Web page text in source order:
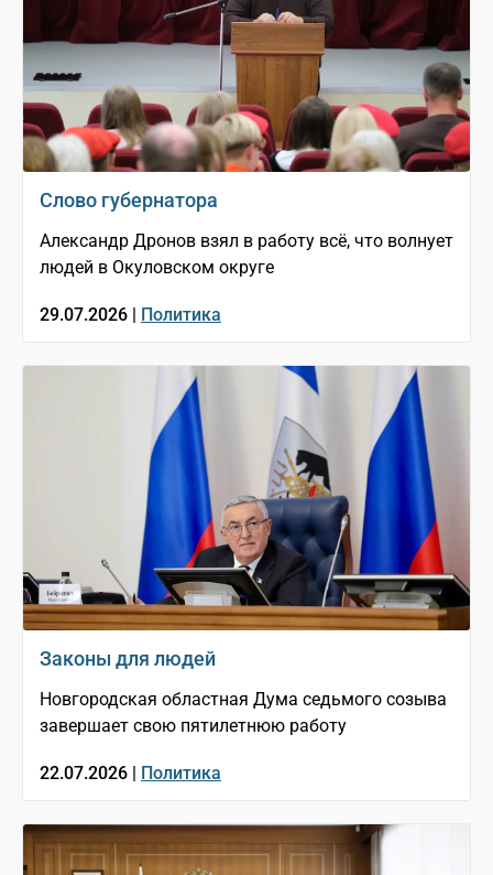
Слово губернатора
Александр Дронов взял в работу всё, что волнует
людей в Окуловском округе
29.07.2026 | Политика
Законы для людей
Новгородская областная Дума седьмого созыва
завершает свою пятилетнюю работу
22.07.2026 | Политика